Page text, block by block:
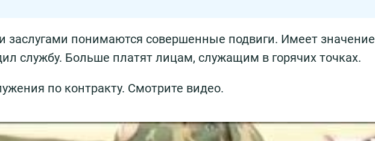
заслугами понимаются совершенные подвиги. Имеет
службу. Больше платят лицам, служащим в горячих точках.
по контракту. Смотрите видео.